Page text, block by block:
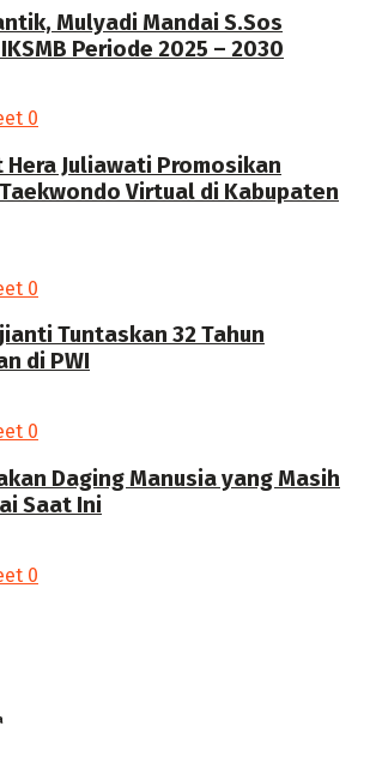
Mulyadi Mandai S.Sos
Periode 2025 – 2030
0
Hera Juliawati Promosikan
Virtual di Kabupaten
0
Tuntaskan 32 Tahun
di PWI
0
Daging Manusia yang Masih
Saat Ini
0